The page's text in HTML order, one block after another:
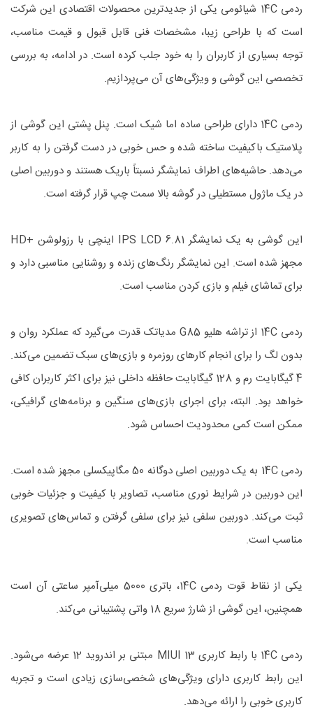
ردمی 14C شیائومی یکی از جدیدترین محصولات اقتصادی این شرکت
است که با طراحی زیبا، مشخصات فنی قابل قبول و قیمت مناسب،
توجه بسیاری از کاربران را به خود جلب کرده است. در ادامه، به بررسی
تخصصی این گوشی و ویژگی‌های آن می‌پردازیم.
ردمی 14C دارای طراحی ساده اما شیک است. پنل پشتی این گوشی از
پلاستیک باکیفیت ساخته شده و حس خوبی در دست گرفتن را به کاربر
می‌دهد. حاشیه‌های اطراف نمایشگر نسبتاً باریک هستند و دوربین اصلی
در یک ماژول مستطیلی در گوشه بالا سمت چپ قرار گرفته است.
این گوشی به یک نمایشگر IPS LCD 6.81 اینچی با رزولوشن +HD
مجهز شده است. این نمایشگر رنگ‌های زنده و روشنایی مناسبی دارد و
برای تماشای فیلم و بازی کردن مناسب است.
ردمی 14C از تراشه هلیو G85 مدیاتک قدرت می‌گیرد که عملکرد روان و
بدون لگ را برای انجام کارهای روزمره و بازی‌های سبک تضمین می‌کند.
4 گیگابایت رم و 128 گیگابایت حافظه داخلی نیز برای اکثر کاربران کافی
خواهد بود. البته، برای اجرای بازی‌های سنگین و برنامه‌های گرافیکی،
ممکن است کمی محدودیت احساس شود.
ردمی 14C به یک دوربین اصلی دوگانه 50 مگاپیکسلی مجهز شده است.
این دوربین در شرایط نوری مناسب، تصاویر با کیفیت و جزئیات خوبی
ثبت می‌کند. دوربین سلفی نیز برای سلفی گرفتن و تماس‌های تصویری
مناسب است.
یکی از نقاط قوت ردمی 14C، باتری 5000 میلی‌آمپر ساعتی آن است
همچنین، این گوشی از شارژ سریع 18 واتی پشتیبانی می‌کند.
ردمی 14C با رابط کاربری MIUI 13 مبتنی بر اندروید 12 عرضه می‌شود.
این رابط کاربری دارای ویژگی‌های شخصی‌سازی زیادی است و تجربه
کاربری خوبی را ارائه می‌دهد.